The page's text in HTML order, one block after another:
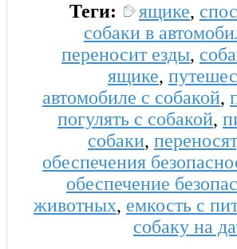
Теги: ящике,
собаки в
переносит езды,
ящике,
автомобиле с собакой,
погулять с собакой,
собаки, переносят
обеспечения
обеспечение
животных, емкость с
собаку на